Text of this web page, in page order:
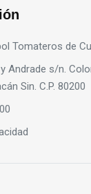
Tomateros de
Andrade s/n.
Sin. C.P. 80200